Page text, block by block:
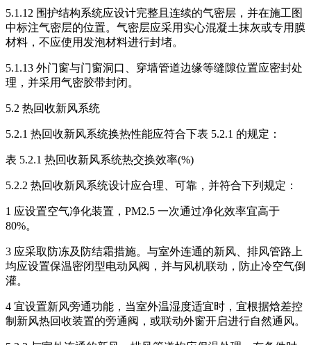
5.1.12 围护结构系统应设计完整且连续的气密层，并在施工图
中标注气密层的位置。气密层应采用实心混凝土抹灰或专用膜
材料，不应使用发泡材料进行封堵。
5.1.13 外门窗与门窗洞口、穿墙管道边缘等缝隙位置应密封处
理，并采用气密胶带封闭。
5.2 热回收新风系统
5.2.1 热回收新风系统换热性能应符合下表 5.2.1 的规定：
表 5.2.1 热回收新风系统热交换效率(%)
5.2.2 热回收新风系统设计应合理、可靠，并符合下列规定：
1 应设置空气净化装置，PM2.5 一次通过净化效率宜高于
80%。
3 应采取防冻及防结霜措施。与室外连通的新风、排风管路上
均应设置保温密闭型电动风阀，并与风机联动，防止冷空气倒
灌。
4 宜设置新风旁通功能，当室外温湿度适宜时，宜根据焓差控
制新风热回收装置的旁通阀，或联动外窗开启进行自然通风。